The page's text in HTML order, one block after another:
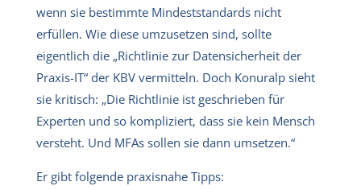
wenn sie bestimmte Mindeststandards nicht
erfüllen. Wie diese umzusetzen sind, sollte
eigentlich die „Richtlinie zur Datensicherheit der
Praxis-IT“ der KBV vermitteln. Doch Konuralp sieht
sie kritisch: „Die Richtlinie ist geschrieben für
Experten und so kompliziert, dass sie kein Mensch
versteht. Und MFAs sollen sie dann umsetzen.“
Er gibt folgende praxisnahe Tipps: